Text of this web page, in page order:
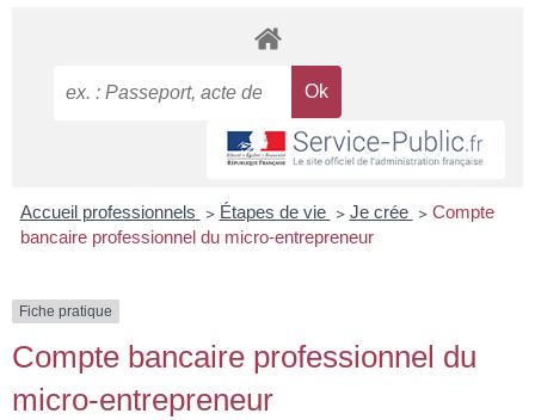
Accueil professionnels > Étapes de vie > Je crée > Compte
bancaire professionnel du micro-entrepreneur
Fiche pratique
Compte bancaire professionnel du
micro-entrepreneur